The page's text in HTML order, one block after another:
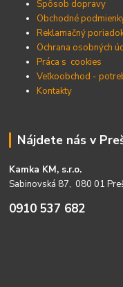
Spôsob dopravy
Obchodné
Reklamačný
Ochrana osobných
Práca s cookies
Veľkoobchod -
Kontakty
Nájdete nás v
Kamka KM, s.r.o.
Sabinovská 87, 080 01
0910 537 682